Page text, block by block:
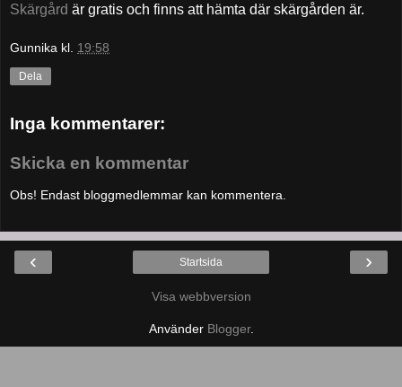
Skärgård är gratis och finns att hämta där skärgården är.
Gunnika kl. 19:58
Dela
Inga kommentarer:
Skicka en kommentar
Obs! Endast bloggmedlemmar kan kommentera.
‹ ›
Startsida
Visa webbversion
Använder Blogger.